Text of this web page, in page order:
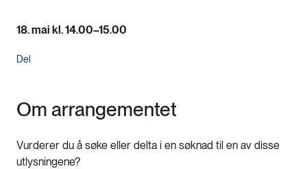
18. mai kl. 14.00–15.00
Del
Om arrangementet
Vurderer du å søke eller delta i en søknad til en av disse
utlysningene?